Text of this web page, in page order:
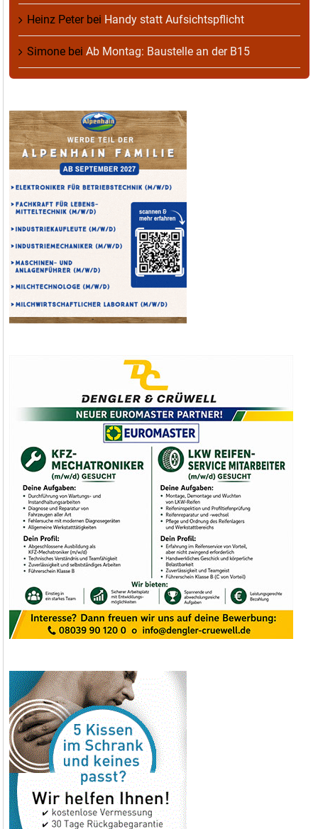
Heinz Peterbei Handy statt Aufsichtspflicht
Simone bei Ab Montag: Baustelle an der B15